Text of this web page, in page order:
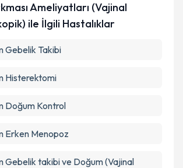
Ameliyatları (Vajinal
ile İlgili Hastalıklar
Gebelik Takibi
Histerektomi
Doğum Kontrol
Erken Menopoz
Gebelik takibi ve Doğum (Vajinal